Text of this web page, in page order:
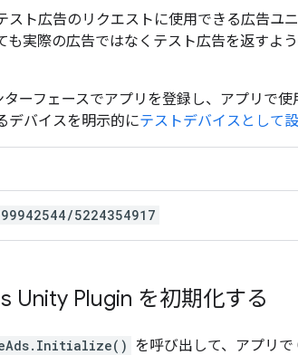
スト広告のリクエストに使用できる広告ユ
も実際の広告ではなくテスト広告を返すよ
ーフェースでアプリを登録し、アプリで
デバイスを明示的にテストデバイスとして
5224354917
Unity Plugin を初期化する
を呼び出して、アプリで